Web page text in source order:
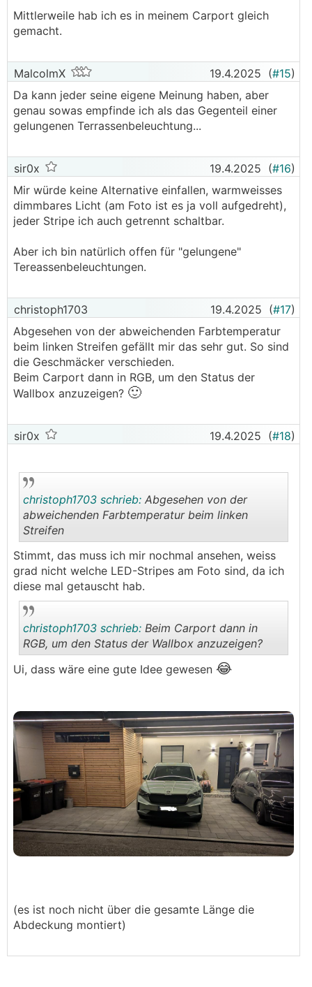
Mittlerweile hab ich es in meinem Carport gleich
gemacht.
MalcolmX 19.4.2025 (#15)
Da kann jeder seine eigene Meinung haben, aber
genau sowas empfinde ich als das Gegenteil einer
gelungenen Terrassenbeleuchtung...
sir0x 19.4.2025 (#16)
Mir würde keine Alternative einfallen, warmweisses
dimmbares Licht (am Foto ist es ja voll aufgedreht),
jeder Stripe ich auch getrennt schaltbar.
Aber ich bin natürlich offen für "gelungene"
Tereassenbeleuchtungen.
christoph1703 19.4.2025 (#17)
Abgesehen von der abweichenden Farbtemperatur
beim linken Streifen gefällt mir das sehr gut. So sind
die Geschmäcker verschieden.
Beim Carport dann in RGB, um den Status der
Wallbox anzuzeigen? 🙂
sir0x 19.4.2025 (#18)
..
christoph1703 schrieb: Abgesehen von der
abweichenden Farbtemperatur beim linken
Streifen
Stimmt, das muss ich mir nochmal ansehen, weiss
grad nicht welche LED-Stripes am Foto sind, da ich
diese mal getauscht hab.
christoph1703 schrieb: Beim Carport dann in
RGB, um den Status der Wallbox anzuzeigen?
Ui, dass wäre eine gute Idee gewesen 😂
(es ist noch nicht über die gesamte Länge die
Abdeckung montiert)